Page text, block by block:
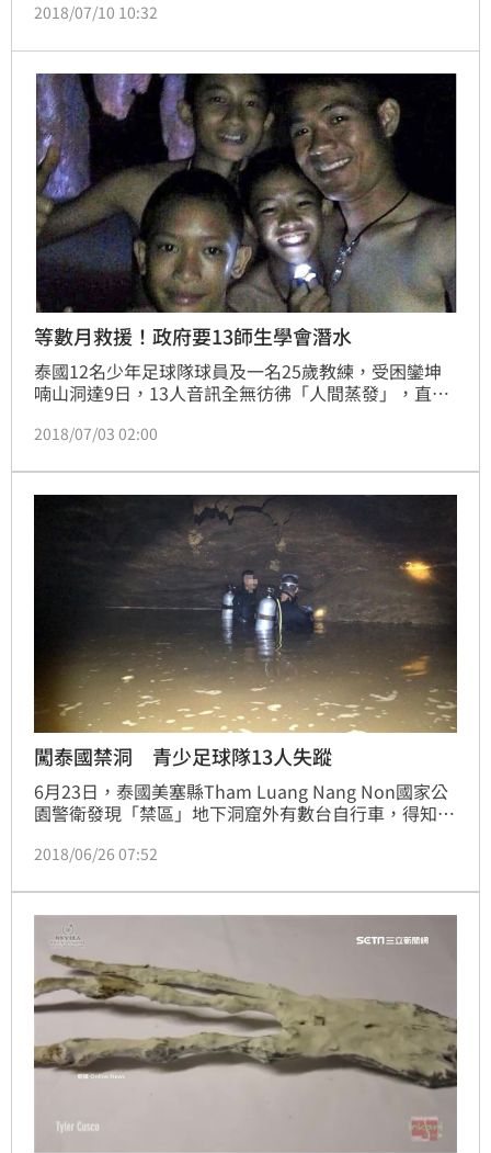
名同學及教練還留在山洞中，救援工作依舊持續進行
氣，並約好等大家出來後要一起去吃肯德基。
2018/07/10 10:32
等數月救援！政府要13師生學會潛水
泰國12名少年足球隊球員及一名25歲教練，受困鑾坤
喃山洞達9日，13人音訊全無彷彿「人間蒸發」，直到
評估後，可能數月後才能將人全部救出，並要求師生學
2018/07/03 02:00
闖泰國禁洞 青少足球隊13人失蹤
6月23日，泰國美塞縣Tham Luang Nang Non國家公
園警衛發現「禁區」地下洞窟外有數台自行車，得知是
練，13人通通失蹤，即使軍方調派精銳「海豹部隊」搜
2018/06/26 07:52